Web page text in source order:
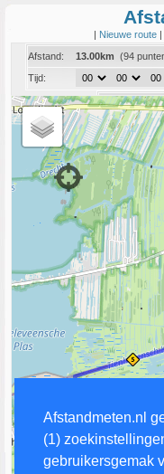
Afstandmeten.nl
(1)
gebruikersgemak
| Nieuwe route |
Afstand:
13.00km (94
Tijd:
Coord:
Info:Link naar